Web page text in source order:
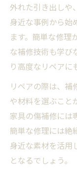
外れた引き出しや
身近な事例から始
ます。簡単な修理
な補修技術も学び
り高度なリペアに
リペアの際は、補
や材料を選ぶこと
家具の傷補修には
簡単な修理には絶
身近な素材を活用
となるでしょう。